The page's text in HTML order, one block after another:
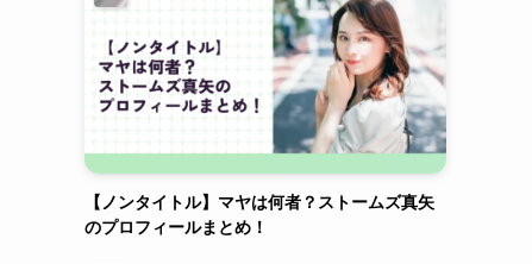
【ノンタイトル】マヤは何者？ストームズ真矢
のプロフィールまとめ！